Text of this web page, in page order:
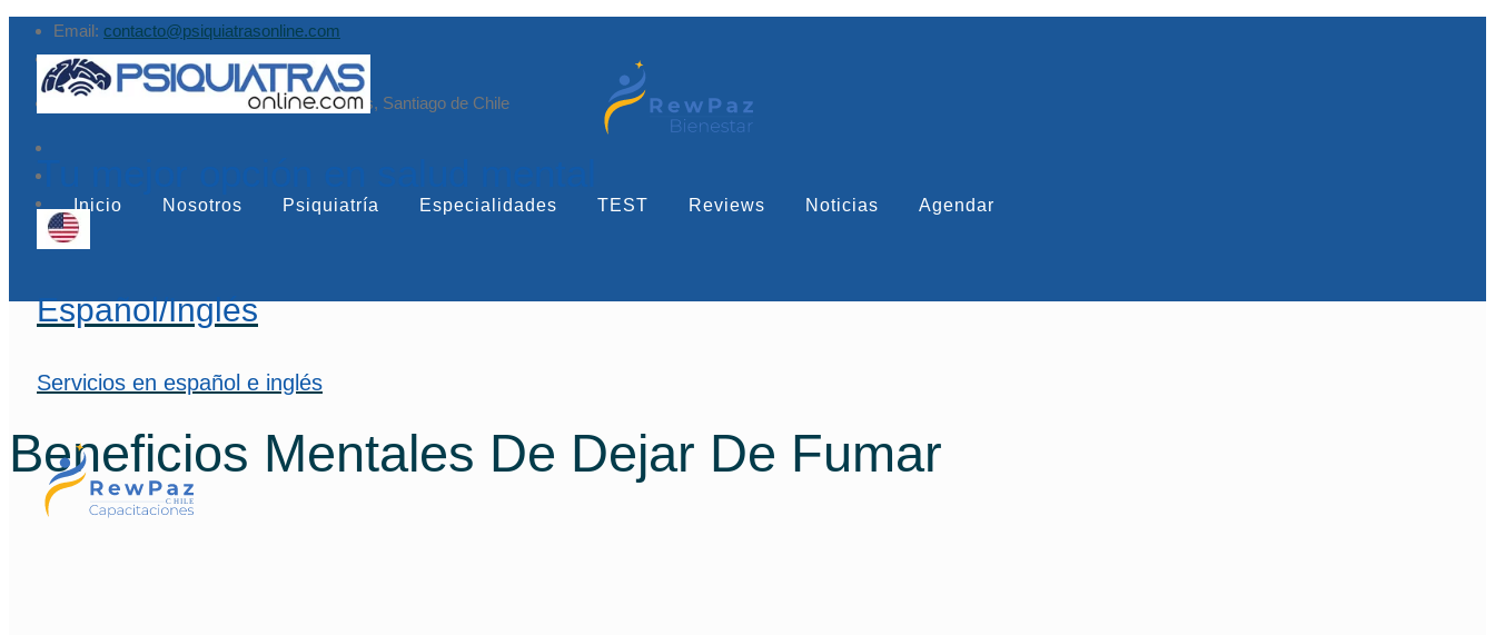
Email: contacto@psiquiatrasonline.com
Augusto Leguía Sur 79, of. 407, Las Condes, Santiago de Chile
Tu mejor opción en salud mental
Español/Inglés
Servicios en español e inglés
Inicio Nosotros Psiquiatría Especialidades TEST Reviews Noticias Agendar
Beneficios Mentales De Dejar De Fumar